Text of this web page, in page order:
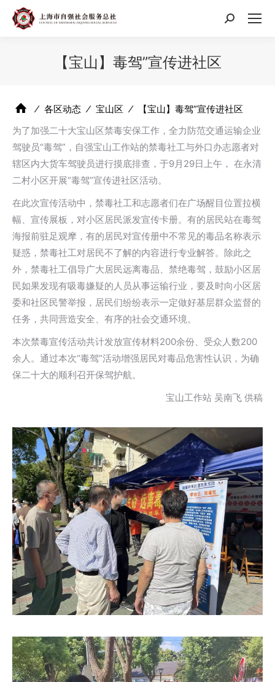
搜
【宝山】毒驾”宣传进社区
⁄ 各区动态 ⁄ 宝山区 ⁄
【宝山】毒驾”宣传进社区
为了加强二十大宝山区禁毒安保工作，全力防范交通运输企业
驾驶员“毒驾”，自强宝山工作站的禁毒社工与外口办志愿者对
辖区内大货车驾驶员进行摸底排查，于9月29日上午， 在永清
二村小区开展“毒驾”宣传进社区活动。
在此次宣传活动中，禁毒社工和志愿者们在广场醒目位置拉横
幅、宣传展板，对小区居民派发宣传卡册。有的居民站在毒驾
海报前驻足观摩，有的居民对宣传册中不常见的毒品名称表示
疑惑，禁毒社工对居民不了解的内容进行专业解答。除此之
外，禁毒社工倡导广大居民远离毒品、禁绝毒驾，鼓励小区居
民如果发现有吸毒嫌疑的人员从事运输行业，要及时向小区居
委和社区民警举报，居民们纷纷表示一定做好基层群众监督的
任务，共同营造安全、有序的社会交通环境。
本次禁毒宣传活动共计发放宣传材料200余份、受众人数200
余人。通过本次“毒驾”活动增强居民对毒品危害性认识，为确
保二十大的顺利召开保驾护航。
宝山工作站 吴南飞 供稿